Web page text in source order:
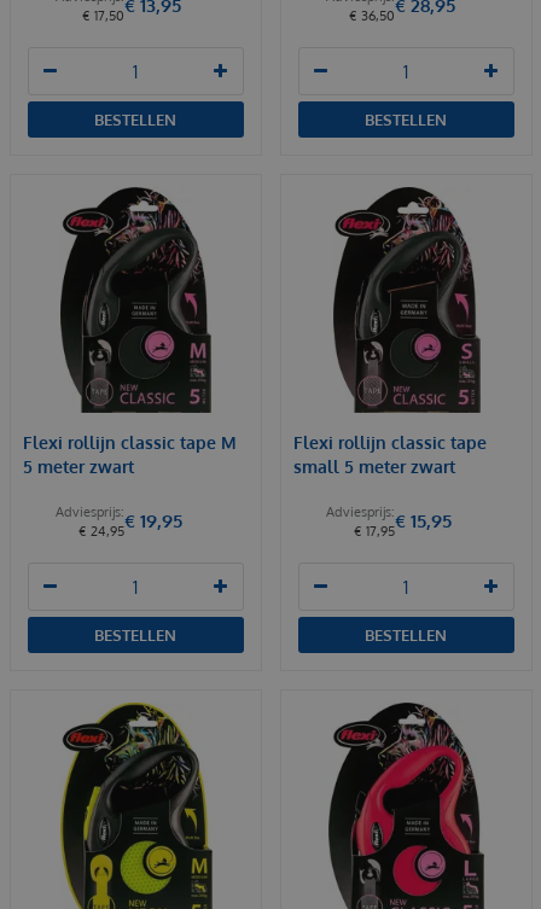
€ 17,50€ 13,95
BESTELLEN
€ 36,50€ 28,95
BESTELLEN
Flexi rollijn classic tape M
5 meter zwart
€ 24,95€ 19,95
BESTELLEN
Flexi rollijn classic tape
small 5 meter zwart
€ 17,95€ 15,95
BESTELLEN